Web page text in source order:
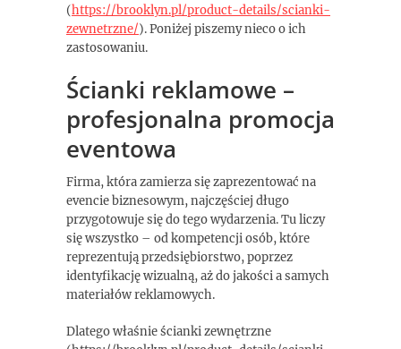
(https://brooklyn.pl/product-details/scianki-
zewnetrzne/). Poniżej piszemy nieco o ich
zastosowaniu.
Ścianki reklamowe –
profesjonalna promocja
eventowa
Firma, która zamierza się zaprezentować na
evencie biznesowym, najczęściej długo
przygotowuje się do tego wydarzenia. Tu liczy
się wszystko – od kompetencji osób, które
reprezentują przedsiębiorstwo, poprzez
identyfikację wizualną, aż do jakości a samych
materiałów reklamowych.
Dlatego właśnie ścianki zewnętrzne